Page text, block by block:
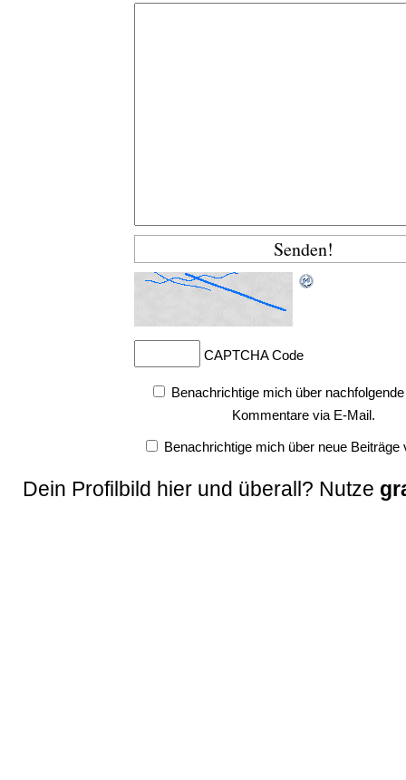
CAPTCHA Code
Benachrichtige mich über nachfolgende
Kommentare via E-Mail.
Benachrichtige mich über neue Beiträge
Dein Profilbild hier und überall? Nutze